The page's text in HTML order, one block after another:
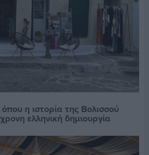
η ιστορία της Βολισσού
ελληνική δημιουργία